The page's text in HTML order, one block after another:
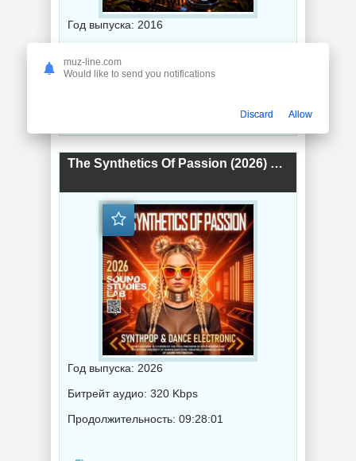
Год выпуска: 2016
Продолжительность: 07:04:24
The Synthetics Of Passion (2026) торрент
Год выпуска: 2026
Битрейт аудио: 320 Kbps
Продолжительность: 09:28:01
muz-line.com
Would like to send you notifications
Discard Allow